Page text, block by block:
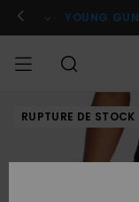
l'information
le
Se connecter /
YOUNG
HOMME
RUPTURE DE STOCK